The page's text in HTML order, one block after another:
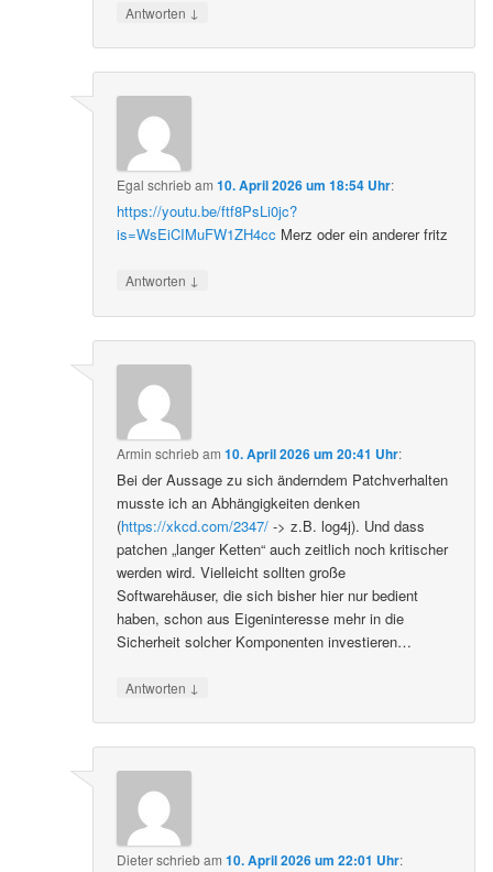
Antworten ↓
Egal schriebam10. April 2026 um 18:54 Uhr:
https://youtu.be/ftf8PsLi0jc?
is=WsEiCIMuFW1ZH4cc Merz oder ein anderer fritz
Antworten ↓
Armin schriebam10. April 2026 um 20:41 Uhr:
Bei der Aussage zu sich änderndem Patchverhalten
musste ich an Abhängigkeiten denken
(https://xkcd.com/2347/ -> z.B. log4j). Und dass
patchen „langer Ketten“ auch zeitlich noch kritischer
werden wird. Vielleicht sollten große
Softwarehäuser, die sich bisher hier nur bedient
haben, schon aus Eigeninteresse mehr in die
Sicherheit solcher Komponenten investieren…
Antworten ↓
Dieterschriebam10. April 2026 um 22:01 Uhr: